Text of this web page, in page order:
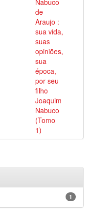
Nabuco
de
Araujo :
sua vida,
suas
opiniões,
sua
época,
por seu
filho
Joaquim
Nabuco
(Tomo
1)
1